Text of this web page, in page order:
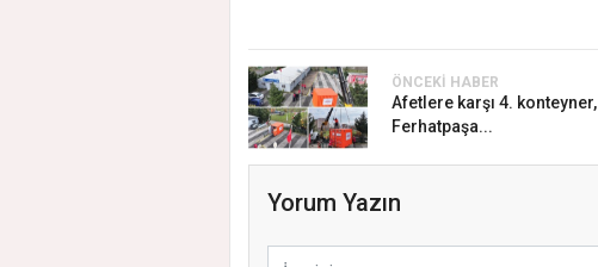
ÖNCEKI HABER
Afetlere karşı 4. konteyner,
Ferhatpaşa...
Yorum Yazın